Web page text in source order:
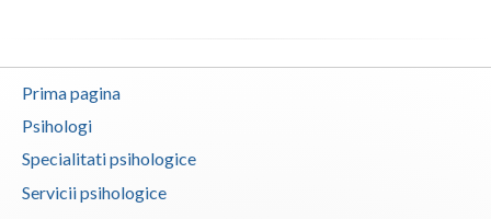
Prima pagina
Psihologi
Specialitati psihologice
Servicii psihologice